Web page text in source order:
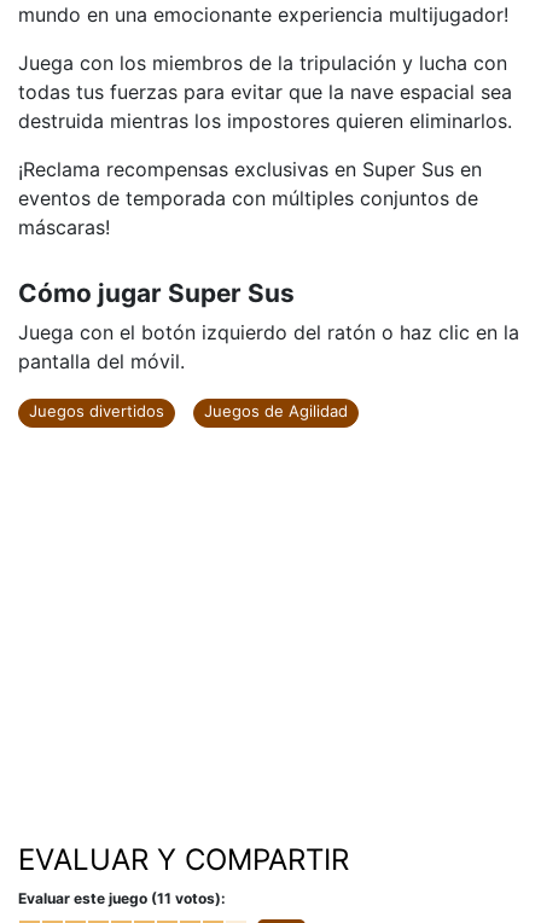
mundo en una emocionante experiencia multijugador!
Juega con los miembros de la tripulación y lucha con
todas tus fuerzas para evitar que la nave espacial sea
destruida mientras los impostores quieren eliminarlos.
¡Reclama recompensas exclusivas en Super Sus en
eventos de temporada con múltiples conjuntos de
máscaras!
Cómo jugar Super Sus
Juega con el botón izquierdo del ratón o haz clic en la
pantalla del móvil.
Juegos divertidos Juegos de Agilidad
EVALUAR Y COMPARTIR
Evaluar este juego (11 votos):